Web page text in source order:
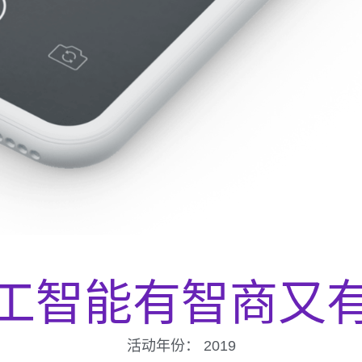
智能有智商又
活动年份： 2019